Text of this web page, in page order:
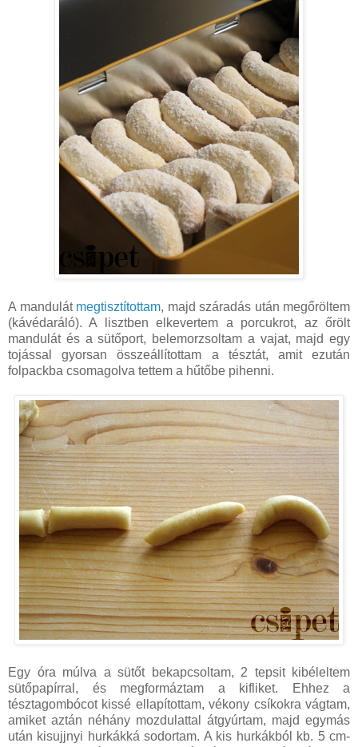
A mandulát megtisztítottam, majd száradás után megőröltem
(kávédaráló). A lisztben elkevertem a porcukrot, az őrölt
mandulát és a sütőport, belemorzsoltam a vajat, majd egy
tojással gyorsan összeállítottam a tésztát, amit ezután
folpackba csomagolva tettem a hűtőbe pihenni.
Egy óra múlva a sütőt bekapcsoltam, 2 tepsit kibéleltem
sütőpapírral, és megformáztam a kifliket. Ehhez a
tésztagombócot kissé ellapítottam, vékony csíkokra vágtam,
amiket aztán néhány mozdulattal átgyúrtam, majd egymás
után kisujjnyi hurkákká sodortam. A kis hurkákból kb. 5 cm-